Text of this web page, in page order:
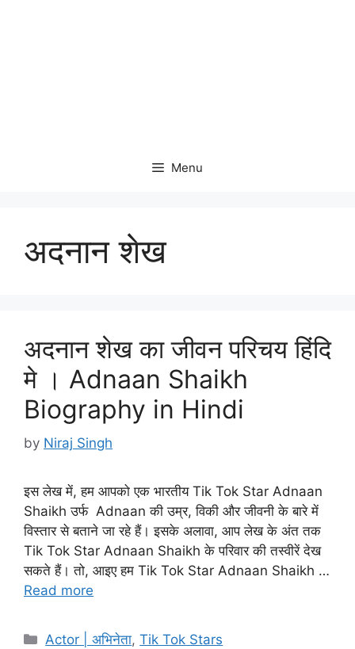
Menu
अदनान शेख
अदनान शेख का जीवन परिचय हिंदि
मे । Adnaan Shaikh
Biography in Hindi
by Niraj Singh
इस लेख में, हम आपको एक भारतीय Tik Tok Star Adnaan
Shaikh उर्फ Adnaan की उम्र, विकी और जीवनी के बारे में
विस्तार से बताने जा रहे हैं। इसके अलावा, आप लेख के अंत तक
Tik Tok Star Adnaan Shaikh के परिवार की तस्वीरें देख
सकते हैं। तो, आइए हम Tik Tok Star Adnaan Shaikh …
Read more
Categories
Actor | अभिनेता,Tik Tok Stars